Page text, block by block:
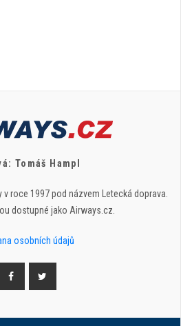
Tomáš Hampl
roce 1997 pod názvem Letecká doprava.
dostupné jako Airways.cz.
osobních údajů